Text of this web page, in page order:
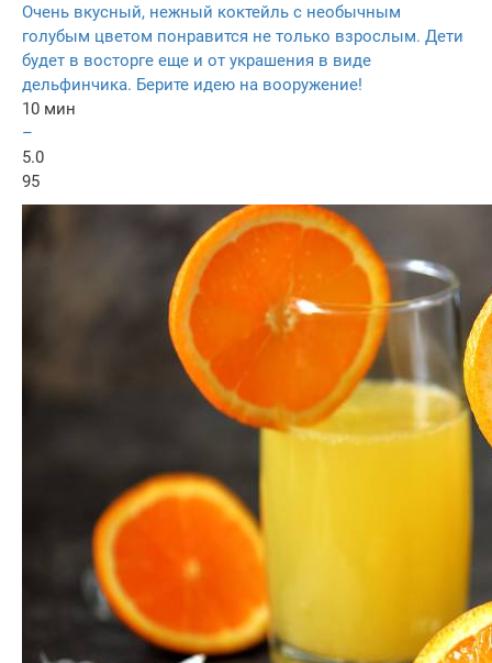
Очень вкусный, нежный коктейль с необычным
голубым цветом понравится не только взрослым. Дети
будет в восторге еще и от украшения в виде
дельфинчика. Берите идею на вооружение!
10 мин
–
5.0
95